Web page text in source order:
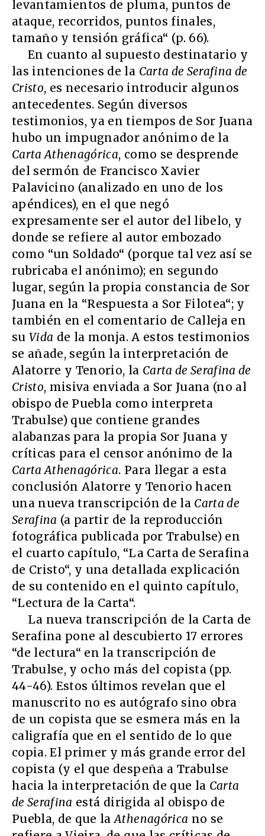
levantamientos de pluma, puntos de
ataque, recorridos, puntos finales,
tamaño y tensión gráfica“ (p. 66).
En cuanto al supuesto destinatario y
las intenciones de la Carta de Serafina de
Cristo, es necesario introducir algunos
antecedentes. Según diversos
testimonios, ya en tiempos de Sor Juana
hubo un impugnador anónimo de la
Carta Athenagórica, como se desprende
del sermón de Francisco Xavier
Palavicino (analizado en uno de los
apéndices), en el que negó
expresamente ser el autor del libelo, y
donde se refiere al autor embozado
como “un Soldado“ (porque tal vez así se
rubricaba el anónimo); en segundo
lugar, según la propia constancia de Sor
Juana en la “Respuesta a Sor Filotea“; y
también en el comentario de Calleja en
suVida de la monja. A estos testimonios
se añade, según la interpretación de
Alatorre y Tenorio, la Carta de Serafina de
Cristo, misiva enviada a Sor Juana (no al
obispo de Puebla como interpreta
Trabulse) que contiene grandes
alabanzas para la propia Sor Juana y
críticas para el censor anónimo de la
Carta Athenagórica. Para llegar a esta
conclusión Alatorre y Tenorio hacen
una nueva transcripción de la Carta de
Serafina (a partir de la reproducción
fotográfica publicada por Trabulse) en
el cuarto capítulo, “La Carta de Serafina
de Cristo“, y una detallada explicación
de su contenido en el quinto capítulo,
“Lectura de la Carta“.
La nueva transcripción de la Carta de
Serafina pone al descubierto 17 errores
“de lectura“ en la transcripción de
Trabulse, y ocho más del copista (pp.
44-46). Estos últimos revelan que el
manuscrito no es autógrafo sino obra
de un copista que se esmera más en la
caligrafía que en el sentido de lo que
copia. El primer y más grande error del
copista (y el que despeña a Trabulse
hacia la interpretación de que la Carta
de Serafina está dirigida al obispo de
Puebla, de que laAthenagórica no se